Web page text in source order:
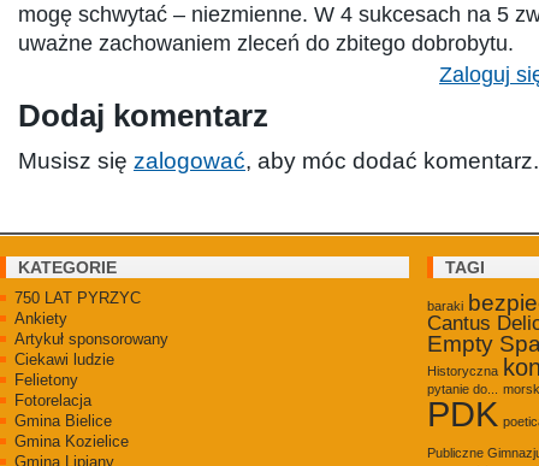
mogę schwytać – niezmienne. W 4 sukcesach na 5
uważne zachowaniem zleceń do zbitego dobrobytu.
Zaloguj
Dodaj komentarz
Musisz się zalogować, aby móc dodać komentarz.
KATEGORIE
750 LAT PYRZYC
Ankiety
Artykuł sponsorowany
Ciekawi ludzie
Felietony
Fotorelacja
Gmina Bielice
Gmina Kozielice
Gmina Lipiany
TAGI
baraki
Cantus
Empty
Historyczna
pytanie do...
PDK
Publiczne